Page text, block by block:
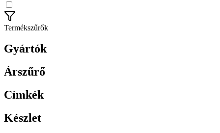
Termékszűrők
Gyártók
Árszűrő
Címkék
Készlet